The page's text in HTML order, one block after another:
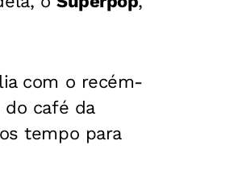
com o recém-
do café da
tempo para